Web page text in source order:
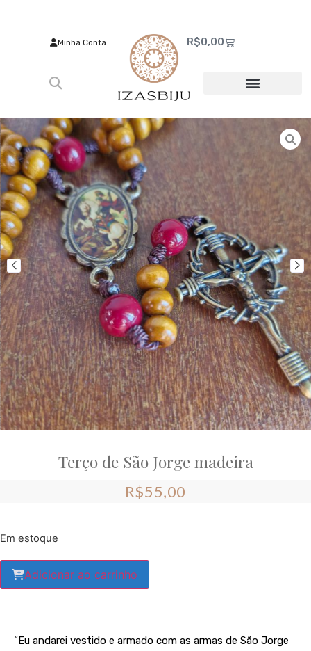
Minha Conta R$0,00
Terço de São Jorge madeira
R$55,00
Em estoque
Adicionar ao carrinho
“Eu andarei vestido e armado com as armas de São Jorge